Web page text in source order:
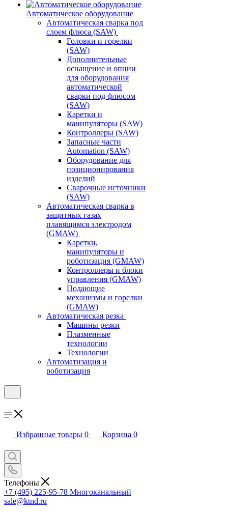
Автоматическое оборудование
Автоматическая сварка под
слоем флюса (SAW)
Головки и горелки
(SAW)
Дополнительные
оснащение и опции
для оборудования
автоматической
сварки под флюсом
(SAW)
Каретки и
манипуляторы (SAW)
Контроллеры (SAW)
Запасные части
Automation (SAW)
Оборудование для
позиционирования
изделий
Сварочные источники
(SAW)
Автоматическая сварка в
защитных газах
плавящимся электродом
(GMAW)
Каретки,
манипуляторы и
роботизация (GMAW)
Контроллеры и блоки
управления (GMAW)
Подающие
механизмы и горелки
(GMAW)
Автоматическая резка
Машины резки
Плазменные
технологии
Технологии
Автоматизация и
роботизация
Избранные товары 0 Корзина 0
Телефоны
+7 (495) 225-95-78 Многоканальный
sale@ktnd.ru